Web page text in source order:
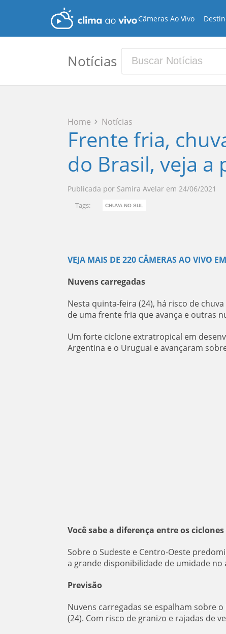
Câmeras Ao Vivo
Notícias
Home Notícias
Frente fria,
do Brasil, veja a
Publicada por Samira Avelar em 24/06/2021
Tags: CHUVA NO SUL
VEJA MAIS DE 220 CÂMERAS AO VIVO
Nuvens carregadas
Nesta quinta-feira (24), há risco de
de uma frente fria que avança e outras
Um forte ciclone extratropical em
Argentina e o Uruguai e avançaram
Você sabe a diferença entre os
Sobre o Sudeste e Centro-Oeste
a grande disponibilidade de umidade
Previsão
Nuvens carregadas se espalham sobre
(24). Com risco de granizo e rajadas de